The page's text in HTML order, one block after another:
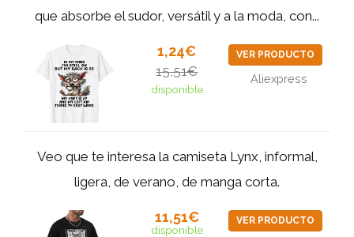
que absorbe el sudor, versátil y a la moda, con...
1,24€
15,51€
disponible
VER PRODUCTO
Aliexpress
Veo que te interesa la camiseta Lynx, informal,
ligera, de verano, de manga corta.
11,51€
disponible
VER PRODUCTO